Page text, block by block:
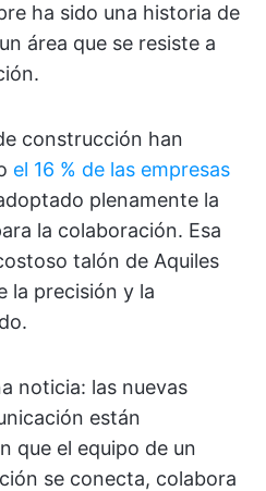
ha sido una historia de
área que se resiste a
construcción han
el 16 % de las empresas
plenamente la
la colaboración. Esa
talón de Aquiles
la precisión y la
noticia: las nuevas
están
que el equipo de un
se conecta, colabora